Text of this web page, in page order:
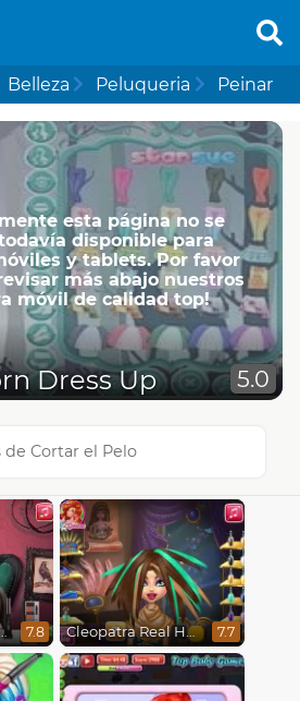
Belleza Peluqueria Peinar
esta página no se
disponible para
y tablets. Por favor
más abajo nuestros
móvil de calidad top!
Dress Up 5.0
de Cortar el Pelo
#Influencer 7.8 Cleopatra Real Haircuts 7.7